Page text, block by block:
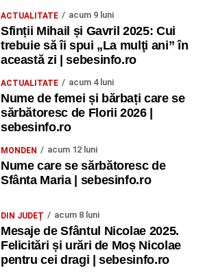
ACTUALITATE acum 9 luni
Sfinții Mihail și Gavril 2025: Cui
trebuie să îi spui „La mulţi ani” în
această zi | sebesinfo.ro
ACTUALITATE acum 4 luni
Nume de femei și bărbați care se
sărbătoresc de Florii 2026 |
sebesinfo.ro
MONDEN acum 12 luni
Nume care se sărbătoresc de
Sfânta Maria | sebesinfo.ro
DIN JUDEȚ acum 8 luni
Mesaje de Sfântul Nicolae 2025.
Felicitări și urări de Moș Nicolae
pentru cei dragi | sebesinfo.ro